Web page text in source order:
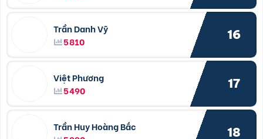
Trần Danh Vỹ
5810
16
Việt Phương
5490
17
Trần Huy Hoàng Bắc
18